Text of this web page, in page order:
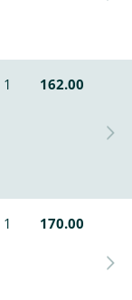
1 162.00
1 170.00